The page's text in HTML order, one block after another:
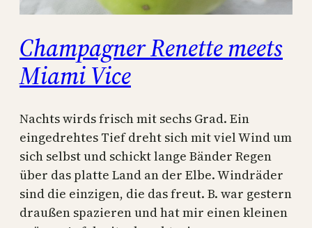
Champagner Renette meets
Miami Vice
Nachts wirds frisch mit sechs Grad. Ein
eingedrehtes Tief dreht sich mit viel Wind um
sich selbst und schickt lange Bänder Regen
über das platte Land an der Elbe. Windräder
sind die einzigen, die das freut. B. war gestern
draußen spazieren und hat mir einen kleinen